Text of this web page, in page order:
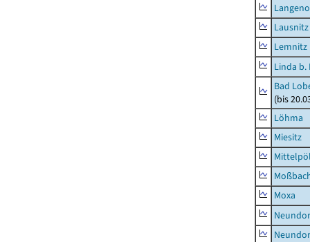
Lemnitz
Linda b.
Bad
(bis
Löhma
Miesitz
Moxa